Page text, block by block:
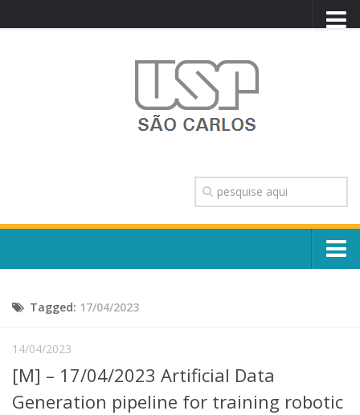
TRANSPARÊNCIA
OUVIDORIA
CONTATO
Escola, Institutos e Órgãos
Núcleos e Comissões
Telefones e Mapas
Pessoas
Tagged: 17/04/2023
14/04/2023
[M] – 17/04/2023 Artificial Data
Generation pipeline for training robotic